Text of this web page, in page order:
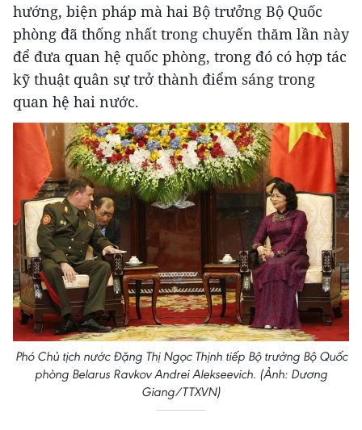
hướng, biện pháp mà hai Bộ trưởng Bộ Quốc
phòng đã thống nhất trong chuyến thăm lần này
để đưa quan hệ quốc phòng, trong đó có hợp tác
kỹ thuật quân sự trở thành điểm sáng trong
quan hệ hai nước.
Phó Chủ tịch nước Đặng Thị Ngọc Thịnh tiếp Bộ trưởng Bộ Quốc
phòng Belarus Ravkov Andrei Alekseevich. (Ảnh: Dương
Giang/TTXVN)